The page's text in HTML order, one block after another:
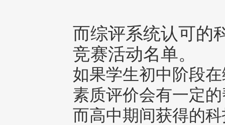
而综评系统认可的
竞赛活动名单。
如果学生初中阶段
素质评价会有一定
而高中期间获得的